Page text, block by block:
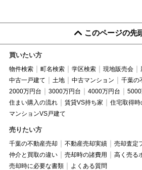
このページの先
買いたい方
物件検索 町名検索 学区検索 現地販売会
中古一戸建て
土地 中古マンション 千葉の
2000万円台
3000万円台 4000万円台
住まい購入の流れ
賃貸VS持ち家
住宅取得時
マンションVS戸建て
売りたい方
千葉の不動産売却 不動産売却実績 売却査定
仲介と買取の違い
売却時の諸費用
高く売る
売却時に必要な書類
よくある質問